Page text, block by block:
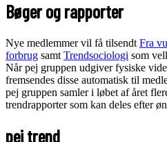
Bøger og rapporter
Nye medlemmer vil få tilsendt Fra
forbrug samt Trendsociologi som
Når pej gruppen udgiver fysiske
fremsendes disse automatisk til
pej gruppen samler i løbet af året
trendrapporter som kan deles efter
pej trend